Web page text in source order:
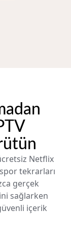
Netflix
tekrarları
gerçek
sağlarken
içerik